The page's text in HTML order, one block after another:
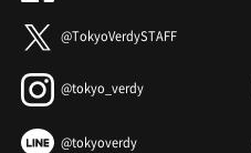
@TokyoVerdySTAFF
@tokyo_verdy
@tokyoverdy